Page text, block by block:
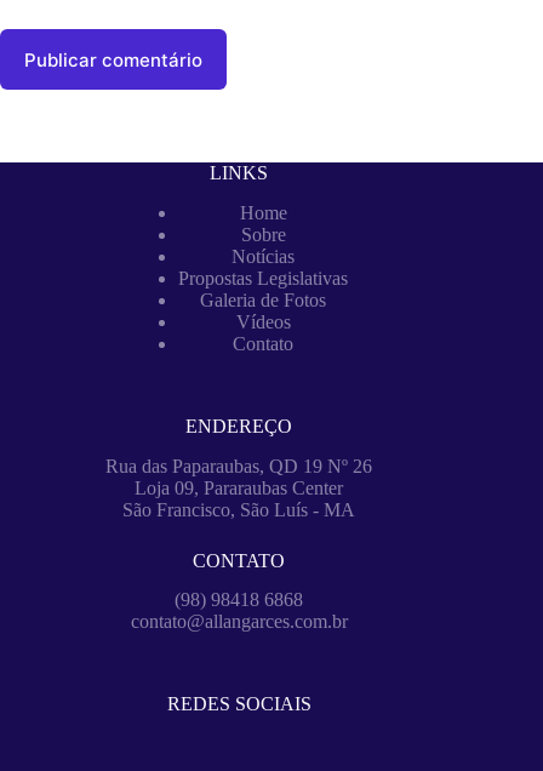
Publicar comentário
LINKS
Home
Sobre
Notícias
Propostas Legislativas
Galeria de Fotos
Vídeos
Contato
ENDEREÇO
Rua das Paparaubas, QD 19 Nº 26
Loja 09, Pararaubas Center
São Francisco, São Luís - MA
CONTATO
(98) 98418 6868
contato@allangarces.com.br
REDES SOCIAIS